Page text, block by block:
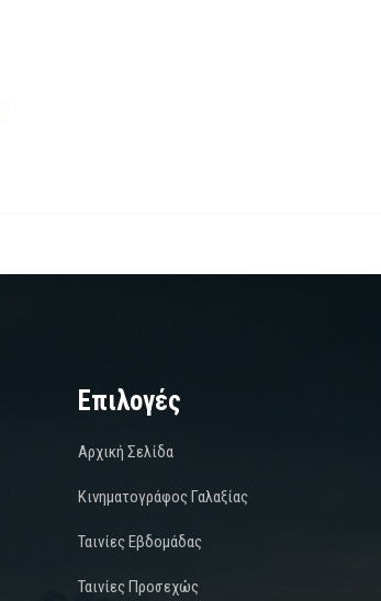
Επιλογές
Αρχική Σελίδα
Κινηματογράφος Γαλαξίας
Ταινίες Εβδομάδας
Ταινίες Προσεχώς